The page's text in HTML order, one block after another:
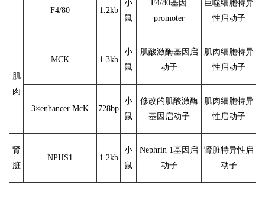
F4/80 1.2kb
小
鼠
F4/80基因
promoter
巨噬细胞特异
性启动子
肌
肉
MCK 1.3kb
小
鼠
肌酸激酶基因启
动子
肌肉细胞特异
性启动子
3×enhancer McK 728bp
小
鼠
修改的肌酸激酶
基因启动子
肌肉细胞特异
性启动子
肾
脏
NPHS1 1.2kb
小
鼠
Nephrin 1基因启
动子
肾脏特异性启
动子